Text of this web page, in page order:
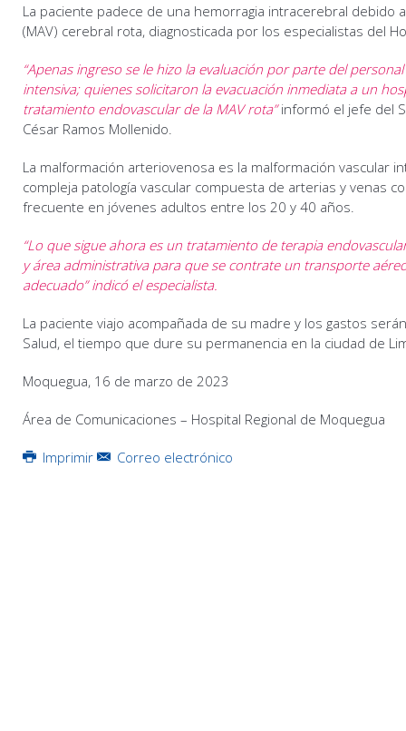
La paciente padece de una hemorragia intracerebral debido
(MAV) cerebral rota, diagnosticada por los especialistas del
“Apenas ingreso se le hizo la evaluación por parte del
intensiva; quienes solicitaron la evacuación inmediata a un
tratamiento endovascular de la MAV rota”informó el jefe del
César Ramos Mollenido.
La malformación arteriovenosa es la malformación vascular
compleja patología vascular compuesta de arterias y venas
frecuente en jóvenes adultos entre los 20 y 40 años.
“Lo que sigue ahora es un tratamiento de terapia
y área administrativa para que se contrate un transporte
adecuado” indicó el especialista.
La paciente viajo acompañada de su madre y los gastos
Salud, el tiempo que dure su permanencia en la ciudad de
Moquegua, 16 de marzo de 2023
Área de Comunicaciones – Hospital Regional de Moquegua
Imprimir Correo electrónico